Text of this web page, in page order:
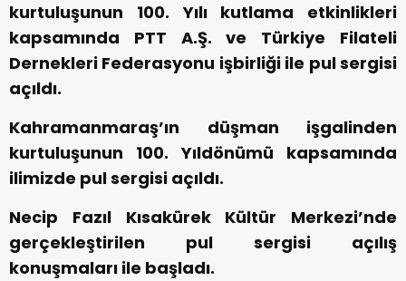
kurtuluşunun 100. Yılı kutlama etkinlikleri
kapsamında PTT A.Ş. ve Türkiye Filateli
Dernekleri Federasyonu işbirliği ile pul sergisi
açıldı.
Kahramanmaraş’ın düşman işgalinden
kurtuluşunun 100. Yıldönümü kapsamında
ilimizde pul sergisi açıldı.
Necip Fazıl Kısakürek Kültür Merkezi’nde
gerçekleştirilen pul sergisi açılış
konuşmaları ile başladı.